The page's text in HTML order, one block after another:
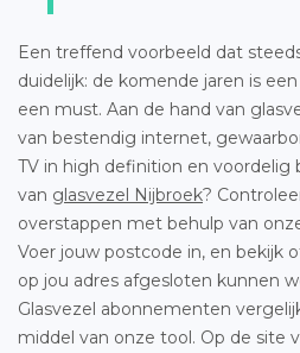
Een treffend voorbeeld dat
duidelijk: de komende jaren is
een must. Aan de hand van
van bestendig internet,
TV in high definition en voordelig
van glasvezel Nijbroek?
overstappen met behulp van
Voer jouw postcode in, en bekijk
op jou adres afgesloten kunnen
Glasvezel abonnementen
middel van onze tool. Op de site